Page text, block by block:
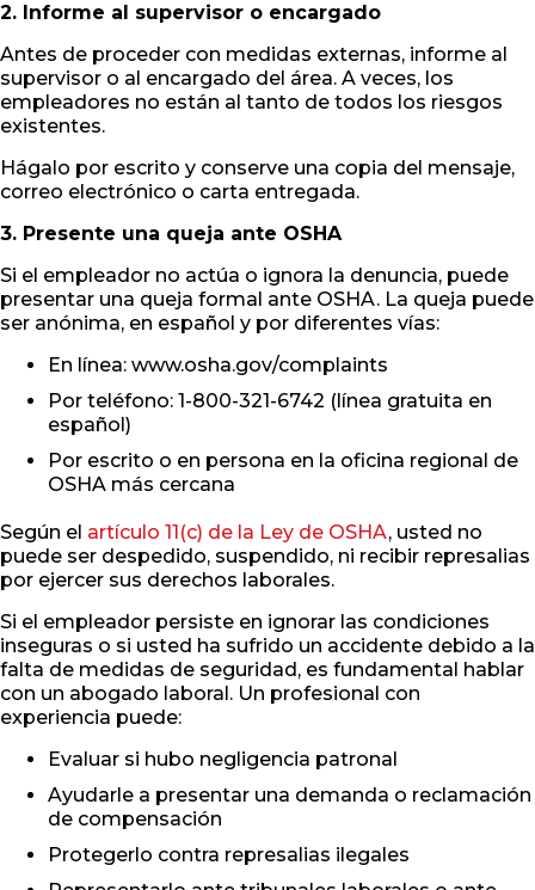
2. Informe al supervisor o encargado
Antes de proceder con medidas externas, informe al
supervisor o al encargado del área. A veces, los
empleadores no están al tanto de todos los riesgos
existentes.
Hágalo por escrito y conserve una copia del mensaje,
correo electrónico o carta entregada.
3. Presente una queja ante OSHA
Si el empleador no actúa o ignora la denuncia, puede
presentar una queja formal ante OSHA. La queja puede
ser anónima, en español y por diferentes vías:
En línea: www.osha.gov/complaints
Por teléfono: 1-800-321-6742 (línea gratuita en
español)
Por escrito o en persona en la oficina regional de
OSHA más cercana
Según el artículo 11(c) de la Ley de OSHA, usted no
puede ser despedido, suspendido, ni recibir represalias
por ejercer sus derechos laborales.
Si el empleador persiste en ignorar las condiciones
inseguras o si usted ha sufrido un accidente debido a la
falta de medidas de seguridad, es fundamental hablar
con un abogado laboral. Un profesional con
experiencia puede:
Evaluar si hubo negligencia patronal
Ayudarle a presentar una demanda o reclamación
de compensación
Protegerlo contra represalias ilegales